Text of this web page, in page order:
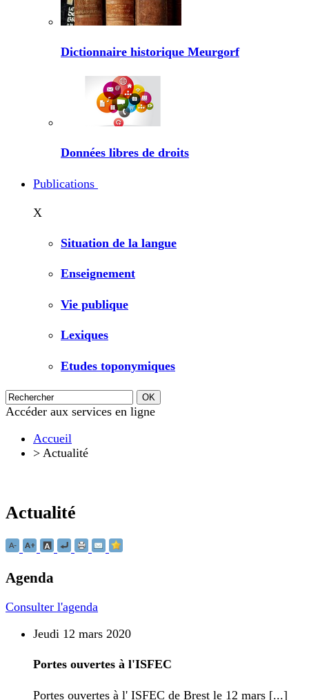
Dictionnaire historique Meurgorf
Données libres de droits
Publications
X
Situation de la langue
Enseignement
Vie publique
Lexiques
Etudes toponymiques
Accéder aux services en ligne
Accueil
> Actualité
Actualité
Agenda
Consulter l'agenda
Jeudi 12 mars 2020
Portes ouvertes à l'ISFEC
Portes ouvertes à l' ISFEC de Brest le 12 mars [...]